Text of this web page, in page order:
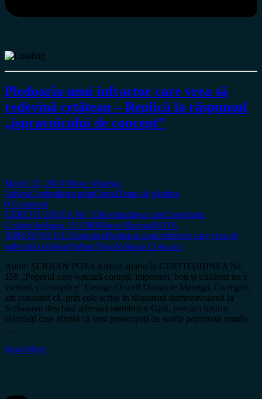
Pledoaria unui infractor care vrea să
redevină cetățean – Replică la răspunsul
„ispravnicului de concept”
March 22, 2024 Miron Manega
ArhivaCertitudinea printOpiniiTema de gândire
0 Comment
CERTITUDINEA Nr. 158certitudinea.comConstituția
Cetățenilorlegea 15/1990Miron ManegaNOTA
ISPRAVNICULUIortodoxPledoaria unui infractor care vrea să
redevină cetățeanȘerban PopaVarianta Cojocaru
Autor: ȘERBAN POPA Articol apărut în CERTITUDINEA Nr.
158 „Poporul care votează corupți, impostori, hoți și trădători nu e
victimă, ci complice” George Orwell Domnule Manega, Cu regret,
am constatat că, prin cele scrise în răspunsul dumneavoastră la
Scrisoarea deschisă adresată membrilor GpR, precum tuturor
celorlalți care afirmă că sunt preocupați de soarta poporului român,
…
Read More